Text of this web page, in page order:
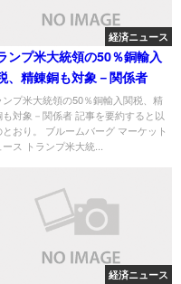
経済ニュース
ンプ米大統領の50％銅輸入
、精錬銅も対象－関係者
ンプ米大統領の50％銅輸入関税、精
も対象－関係者 記事を要約すると以
おり。 ブルームバーグ マーケット
ース トランプ米大統...
経済ニュース